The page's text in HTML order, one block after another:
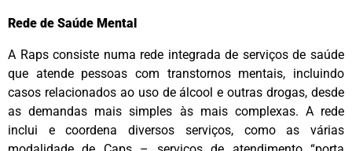
Rede de Saúde Mental
A Raps consiste numa rede integrada de serviços de saúde
que atende pessoas com transtornos mentais, incluindo
casos relacionados ao uso de álcool e outras drogas, desde
as demandas mais simples às mais complexas. A rede
inclui e coordena diversos serviços, como as várias